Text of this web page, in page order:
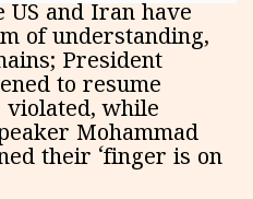
US and Iran have
of understanding,
President
to resume
while
Mohammad
their ‘finger is on